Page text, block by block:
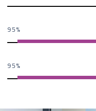
95
95